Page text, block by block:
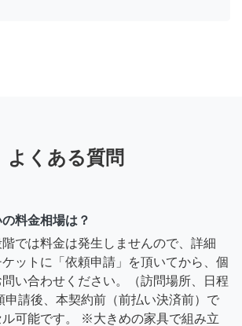
よくある質問
料金相場は？
階では料金は発生しませんので、詳細
ットに「依頼申請」を頂いてから、個
い合わせください。（訪問場所、日程
請後、本契約前（前払い決済前）で
可能です。 ※大きめの家具で組み立